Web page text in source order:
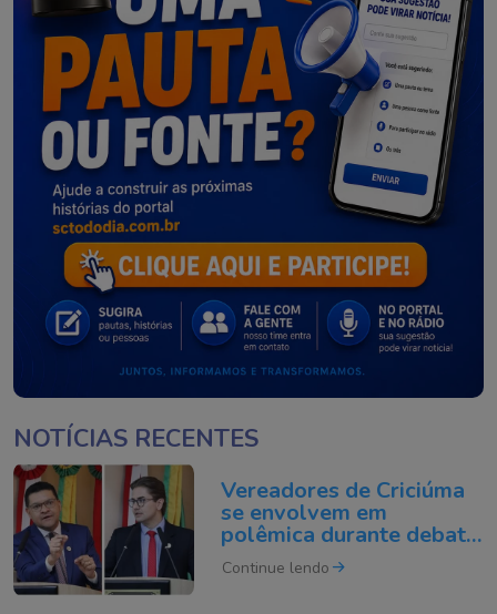
NOTÍCIAS RECENTES
Vereadores de Criciúma
se envolvem em
polêmica durante debate
na Câmara
Continue lendo